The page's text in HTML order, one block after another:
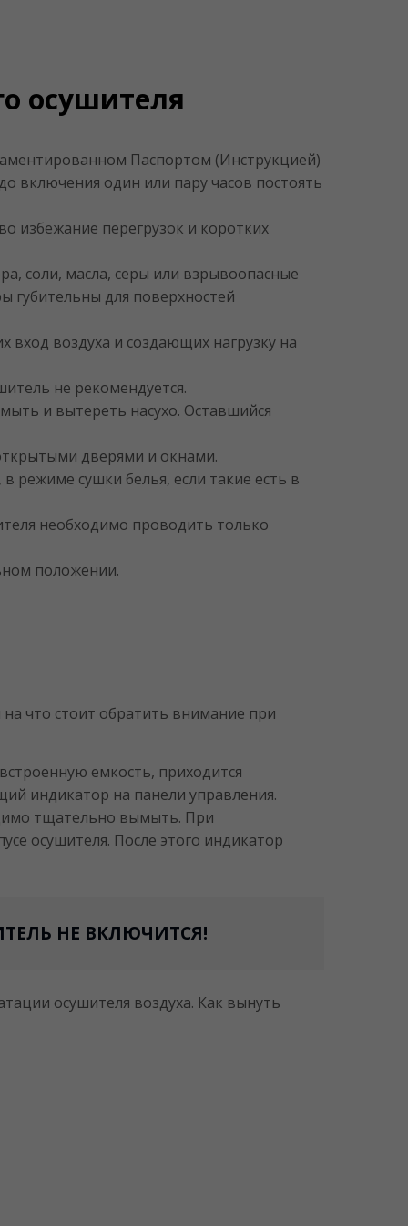
осушителя
Паспортом (Инструкцией)
включения один или пару часов постоять
избежание перегрузок и коротких
соли, масла, серы или взрывоопасные
губительны для поверхностей
воздуха и создающих нагрузку на
не рекомендуется.
и вытереть насухо. Оставшийся
дверями и окнами.
режиме сушки белья, если такие есть в
необходимо проводить только
положении.
что стоит обратить внимание при
емкость, приходится
индикатор на панели управления.
тщательно вымыть. При
осушителя. После этого индикатор
НЕ ВКЛЮЧИТСЯ!
осушителя воздуха. Как вынуть